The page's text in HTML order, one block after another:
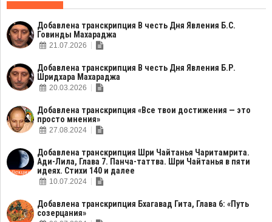
Добавлена транскрипция В честь Дня Явления Б.С.
Говинды Махараджа
21.07.2026
Добавлена транскрипция В честь Дня Явления Б.Р.
Шридхара Махараджа
20.03.2026
Добавлена транскрипция «Все твои достижения — это
просто мнения»
27.08.2024
Добавлена транскрипция Шри Чайтанья Чаритамрита.
Ади-Лила, Глава 7. Панча-таттва. Шри Чайтанья в пяти
идеях. Стихи 140 и далее
10.07.2024
Добавлена транскрипция Бхагавад Гита, Глава 6: «Путь
созерцания»